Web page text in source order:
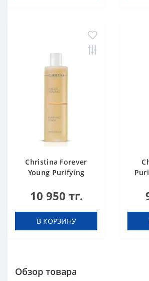
Christina Forever
Young Purifying
10 950 тг.
В КОРЗИНУ
Обзор товара